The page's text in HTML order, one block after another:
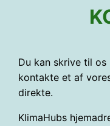
Du kan skrive til os
kontakte et af
direkte.
KlimaHubs